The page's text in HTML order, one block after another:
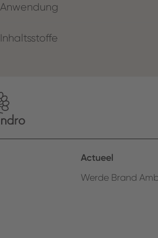
Anwendung
Inhaltsstoffe
Actueel
Werde Brand